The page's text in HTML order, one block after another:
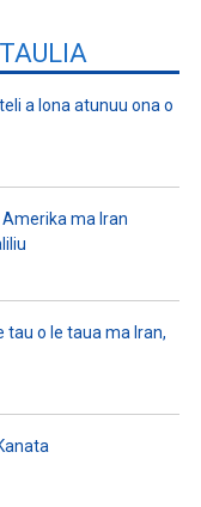
a lona atunuu ona o
ma Iran
tau o le taua ma Iran,